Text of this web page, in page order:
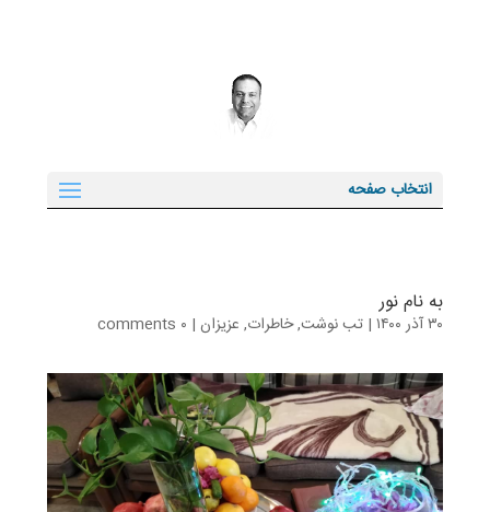
انتخاب صفحه
به نام نور
۳۰ آذر ۱۴۰۰ | تب نوشت,خاطرات, عزیزان| ۰ comments